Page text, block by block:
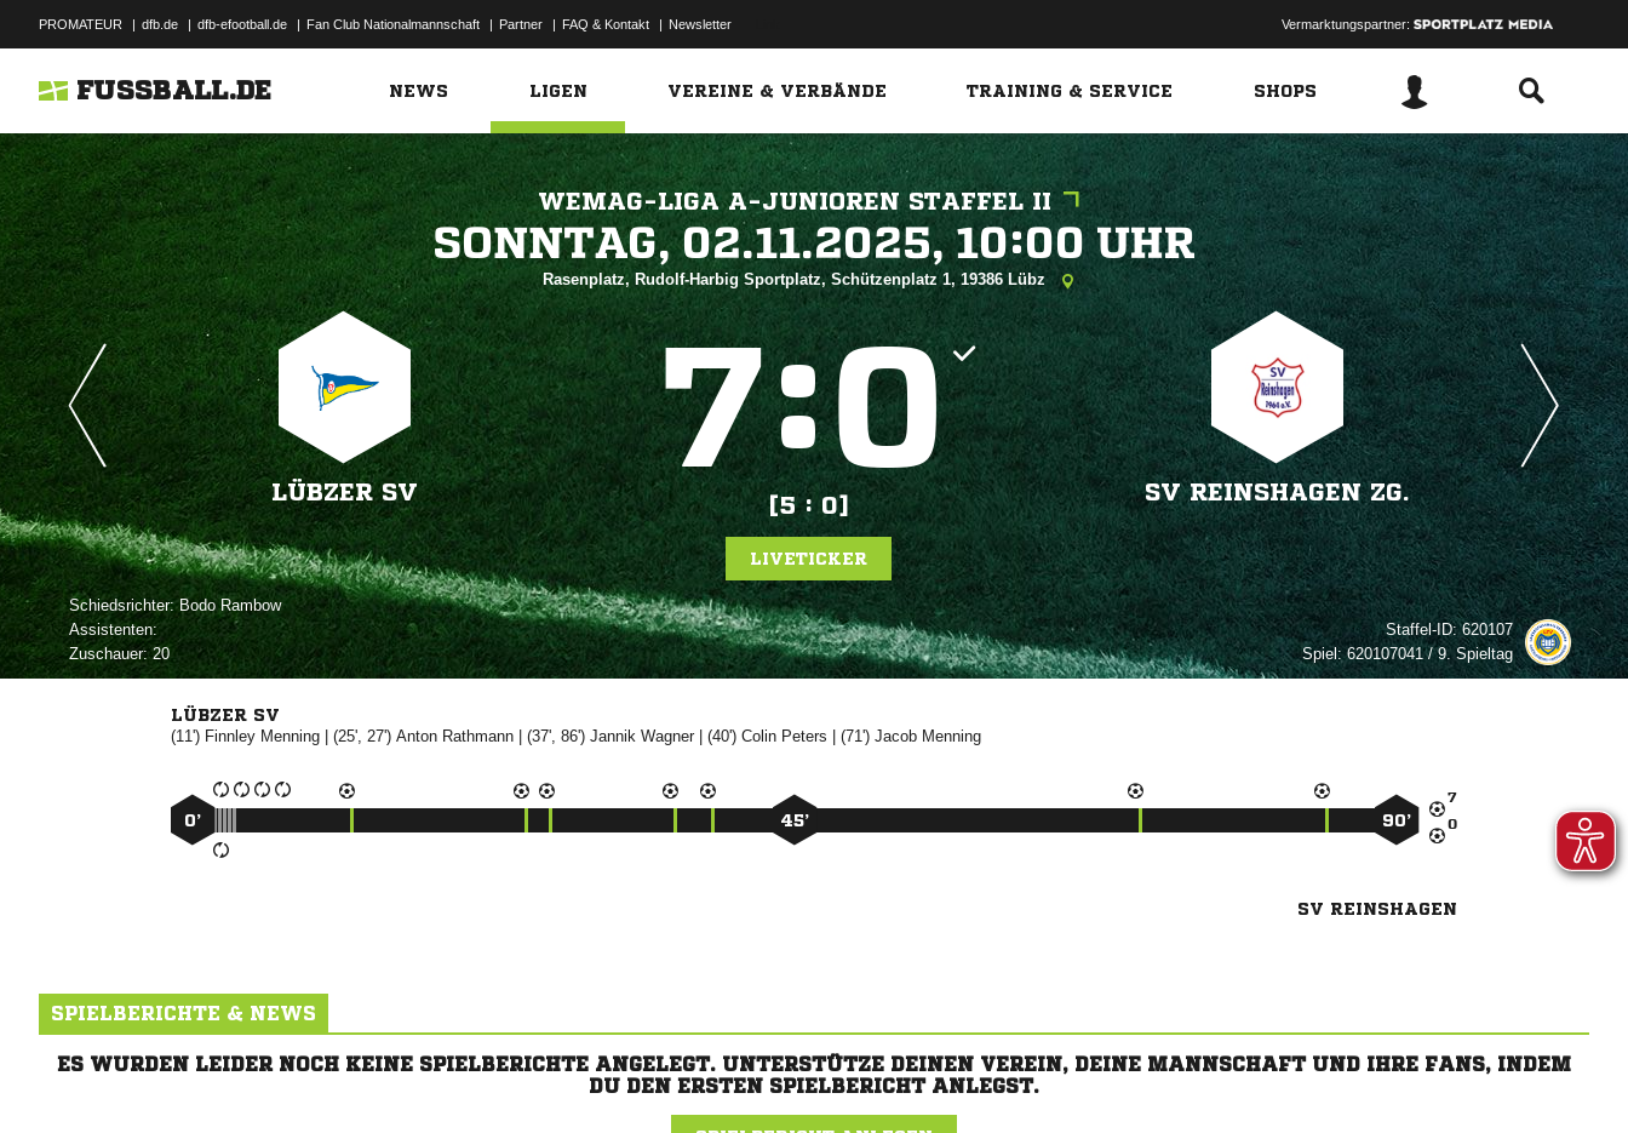
PROMATEUR | dfb.de | dfb-efootball.de | Fan Club Nationalmannschaft | Partner | FAQ & Kontakt | Newsletter Vermarktungspartner:
FUSSBALL.DE NEWS LIGEN VEREINE & VERBÄNDE TRAINING & SERVICE SHOPS
WEMAG-LIGA A-JUNIOREN STAFFEL II
   
Rasenplatz, Rudolf-Harbig Sportplatz, Schützenplatz 1, 19386 Lübz
LÜBZER SV
:
[5 : 0]
SV REINSHAGEN ZG.
LIVETICKER
Schiedsrichter: 
Assistenten:
Zuschauer:20
Staffel-ID:620107
Spiel:620107041 / 9. Spieltag
LÜBZER SV
(11') | (25', 27') | (37', 86') | (40')  | (71') 


0’ 45’ 90’
SV REINSHAGEN
SPIELBERICHTE & NEWS
ES WURDEN LEIDER NOCH KEINE SPIELBERICHTE ANGELEGT. UNTERSTÜTZE DEINEN VEREIN, DEINE MANNSCHAFT UND IHRE FANS, INDEM
DU DEN ERSTEN SPIELBERICHT ANLEGST.